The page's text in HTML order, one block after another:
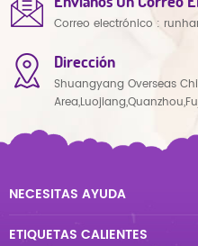
Correo electrónico :
Dirección
Shuangyang Overseas
NECESITAS AYUDA
ETIQUETAS CALIENTES